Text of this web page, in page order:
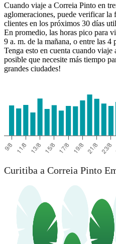
Cuando viaje a Correia Pinto en
aglomeraciones, puede verificar la
clientes en los próximos 30 días
En promedio, las horas pico para
9 a. m. de la mañana, o entre las
Tenga esto en cuenta cuando
posible que necesite más tiempo
grandes ciudades!
Curitiba a Correia Pinto